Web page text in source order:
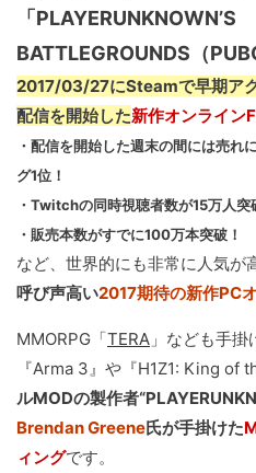
「PLAYERUNKNOWN’S
BATTLEGROUNDS（
2017/03/27にSteamで早期ア
配信を開始した新作オンライン
・配信を開始した週末の間には売
グ1位！
・Twitchの同時視聴者数が15万人突
・販売本数がすでに100万本突破！
など、世界的にも非常に人気が
呼び声高い2017期待の新作PC
MMORPG「TERA 」なども手掛
『Arma 3』や『H1Z1: King of
ルMODの製作者
Brendan Greene氏が手掛けた
ィングです。